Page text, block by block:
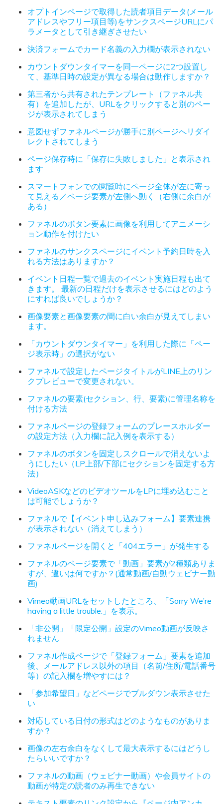
オプトインページで取得した読者項目データ(メール
アドレスやフリー項目等)をサンクスページURLにパ
ラメータとして引き継ぎさせたい
決済フォームでカード名義の入力欄が表示されない
カウントダウンタイマーを同一ページに2つ設置し
て、基準日時の設定が異なる場合は動作しますか？
第三者から共有されたテンプレート（ファネル共
有）を追加したが、URLをクリックすると別のペー
ジが表示されてしまう
意図せずファネルページが勝手に別ページへリダイ
レクトされてしまう
ページ保存時に「保存に失敗しました」と表示され
ます
スマートフォンでの閲覧時にページ全体が左に寄っ
て見える／ページ要素が左側へ動く（右側に余白が
ある）
ファネルのボタン要素に画像を利用してアニメーシ
ョン動作を付けたい
ファネルのサンクスページにイベント予約日時を入
れる方法はありますか？
イベント日程一覧で過去のイベント実施日程も出て
きます。 最新の日程だけを表示させるにはどのよう
にすれば良いでしょうか？
画像要素と画像要素の間に白い余白が見えてしまい
ます。
「カウントダウンタイマー」を利用した際に「ペー
ジ表示時」の選択がない
ファネルで設定したページタイトルがLINE上のリン
クプレビューで変更されない。
ファネルの要素(セクション、行、要素)に管理名称を
付ける方法
ファネルページの登録フォームのプレースホルダー
の設定方法（入力欄に記入例を表示する）
ファネルのボタンを固定しスクロールで消えないよ
うにしたい（LP上部/下部にセクションを固定する方
法）
VideoASKなどのビデオツールをLPに埋め込むこと
は可能でしょうか？
ファネルで【イベント申し込みフォーム】要素連携
が表示されない（消えてしまう）
ファネルページを開くと「404エラー」が発生する
ファネルのページ要素で「動画」要素が2種類ありま
すが、違いは何ですか？(通常動画/自動ウェビナー動
画)
Vimeo動画URLをセットしたところ、「Sorry We’re
having a little trouble.」を表示。
「非公開」「限定公開」設定のVimeo動画が反映さ
れません
ファネル作成ページで「登録フォーム」要素を追加
後、メールアドレス以外の項目（名前/住所/電話番号
等）の記入欄を増やすには？
「参加希望日」などページでプルダウン表示させた
い
対応している日付の形式はどのようなものがありま
すか？
画像の左右余白をなくして最大表示するにはどうし
たらいいですか？
ファネルの動画（ウェビナー動画）や会員サイトの
動画が特定の読者のみ再生できない